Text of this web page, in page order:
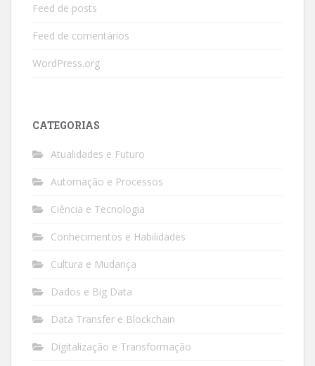
Feed de posts
Feed de comentários
WordPress.org
CATEGORIAS
Atualidades e Futuro
Automação e Processos
Ciência e Tecnologia
Conhecimentos e Habilidades
Cultura e Mudança
Dados e Big Data
Data Transfer e Blockchain
Digitalização e Transformação